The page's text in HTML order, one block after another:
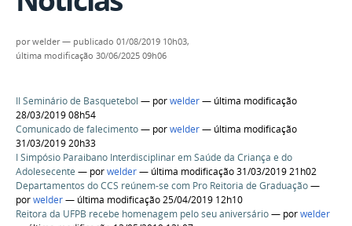
porwelder— publicado 01/08/2019 10h03,
última modificação 30/06/2025 09h06
II Seminário de Basquetebol — porwelder— última modificação
28/03/2019 08h54
Comunicado de falecimento— porwelder— última modificação
31/03/2019 20h33
I Simpósio Paraibano Interdisciplinar em Saúde da Criança e do
Adolesecente — porwelder— última modificação 31/03/2019 21h02
Departamentos do CCS reúnem-se com Pro Reitoria de Graduação—
porwelder— última modificação 25/04/2019 12h10
Reitora da UFPB recebe homenagem pelo seu aniversário— porwelder